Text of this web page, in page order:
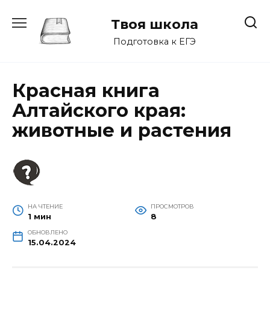
содержанию
Твоя школа
Подготовка к ЕГЭ
Красная книга
Алтайского края:
животные и растения
НА ЧТЕНИЕ
1 мин
ПРОСМОТРОВ
8
ОБНОВЛЕНО
15.04.2024